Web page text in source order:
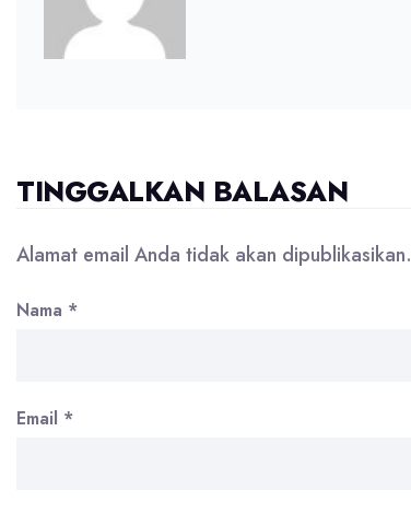
TINGGALKAN BALASAN
Alamat email Anda tidak akan dipublikasikan.
Nama *
Email *